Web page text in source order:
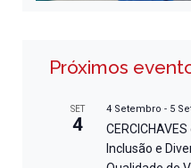
Próximos
SET
4
4 Setembro - 5
Inclusão e